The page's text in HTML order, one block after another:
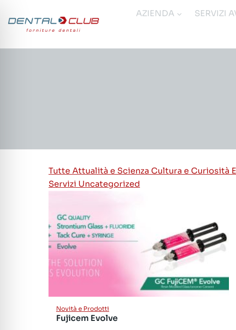
contenuto
AZIENDA SERVIZI
Tutte Attualità e Scienza Cultura e Curiosità
Servizi Uncategorized
Novità e Prodotti
Fujicem Evolve